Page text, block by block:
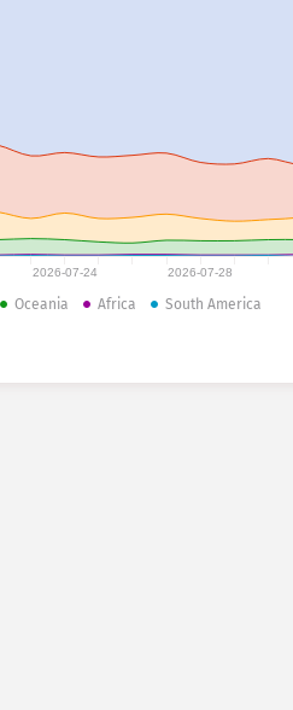
2026-07-24 2026-07-28
Oceania Africa South America